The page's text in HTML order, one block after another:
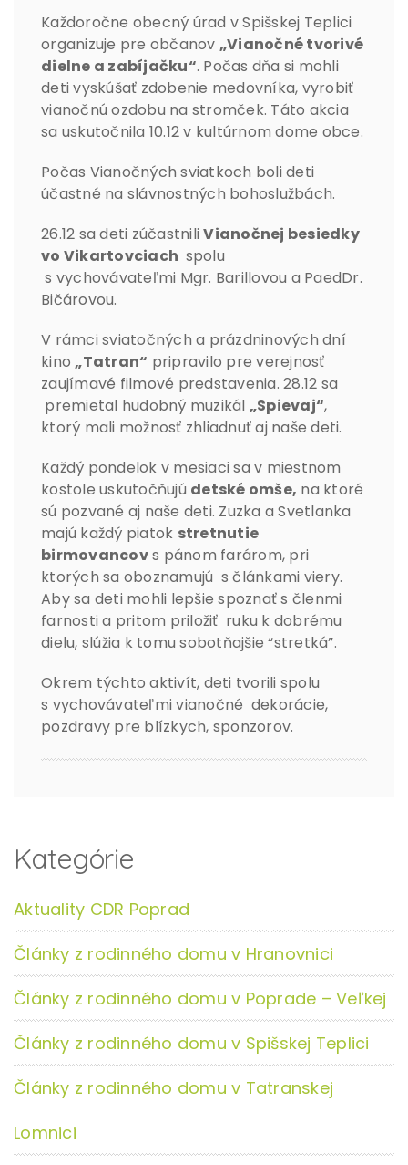
Každoročne obecný úrad v Spišskej Teplici
organizuje pre občanov „Vianočné tvorivé
dielne a zabíjačku“. Počas dňa si mohli
deti vyskúšať zdobenie medovníka, vyrobiť
vianočnú ozdobu na stromček. Táto akcia
sa uskutočnila 10.12 v kultúrnom dome obce.
Počas Vianočných sviatkoch boli deti
účastné na slávnostných bohoslužbách.
26.12 sa deti zúčastniliVianočnej besiedky
vo Vikartovciach spolu
s vychovávateľmi Mgr. Barillovou a PaedDr.
Bičárovou.
V rámci sviatočných a prázdninových dní
kino„Tatran“ pripravilo pre verejnosť
zaujímavé filmové predstavenia. 28.12 sa
premietal hudobný muzikál „Spievaj“,
ktorý mali možnosť zhliadnuť aj naše deti.
Každý pondelok v mesiaci sa v miestnom
kostole uskutočňujú detské omše, na ktoré
sú pozvané aj naše deti. Zuzka a Svetlanka
majú každý piatok stretnutie
birmovancovs pánom farárom, pri
ktorých sa oboznamujú s článkami viery.
Aby sa deti mohli lepšie spoznať s členmi
farnosti a pritom priložiť ruku k dobrému
dielu, slúžia k tomu sobotňajšie “stretká”.
Okrem týchto aktivít, deti tvorili spolu
s vychovávateľmi vianočné dekorácie,
pozdravy pre blízkych, sponzorov.
Kategórie
Aktuality CDR Poprad
Články z rodinného domu v Hranovnici
Články z rodinného domu v Poprade – Veľkej
Články z rodinného domu v Spišskej Teplici
Články z rodinného domu v Tatranskej
Lomnici